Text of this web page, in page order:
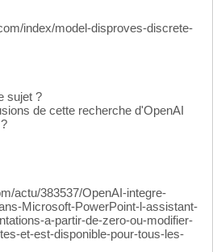
index/model-disproves-discrete-
sujet ?
de cette recherche d'OpenAI
actu/383537/OpenAI-integre-
Microsoft-PowerPoint-l-assistant-
a-partir-de-zero-ou-modifier-
et-est-disponible-pour-tous-les-